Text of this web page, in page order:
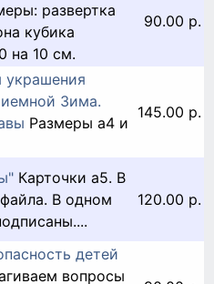
развертка
кубика
на 10 см.
90.00 р.
Зима.
Размеры а4 и
145.00 р.
Карточки а5. В
В одном
120.00 р.
детей
вопросы